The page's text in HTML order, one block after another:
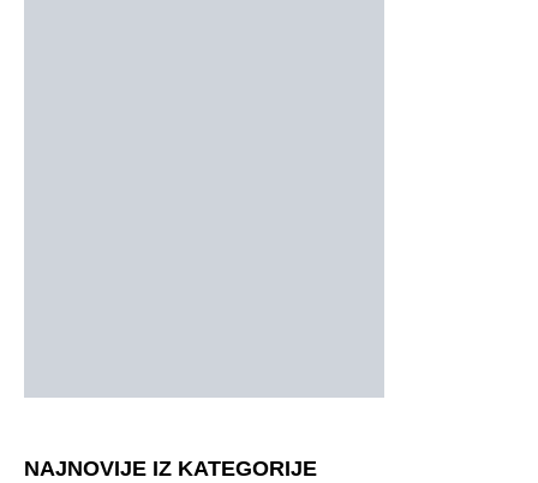
NAJNOVIJE IZ KATEGORIJE